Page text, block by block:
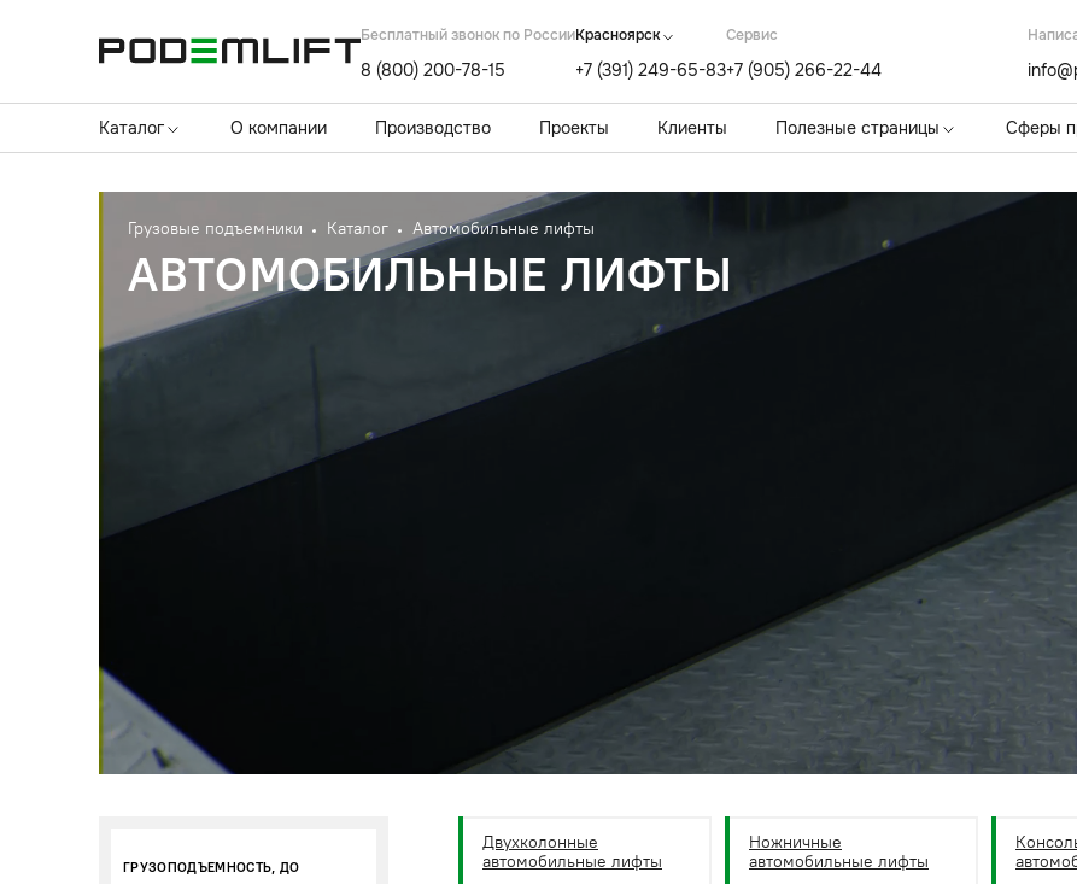
Бесплатный звонок по России
8 (800) 200-78-15
Красноярск
+7 (391) 249-65-83
Cервис
+7 (905) 266-22-44
Каталог О компании Производство Проекты Клиенты Полезные страницы Сферы
Грузовые подъемники Каталог Автомобильные лифты
АВТОМОБИЛЬНЫЕ ЛИФТЫ
ГРУЗОПОДЪЕМНОСТЬ, ДО
Двухколонные
автомобильные лифты
Ножничные
автомобильные лифты